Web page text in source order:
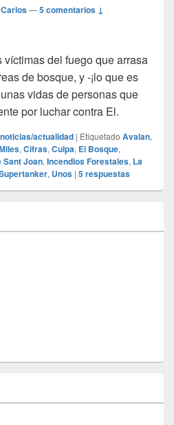
Carlos—5 comentarios ↓
víctimas del fuego que arrasa
de bosque, y -¡lo que es
vidas de personas que
por luchar contra El.
noticias/actualidad | Etiquetado Avalan,
, Cifras, Culpa, El Bosque,
Sant Joan, Incendios Forestales, La
, Unos | 5respuestas